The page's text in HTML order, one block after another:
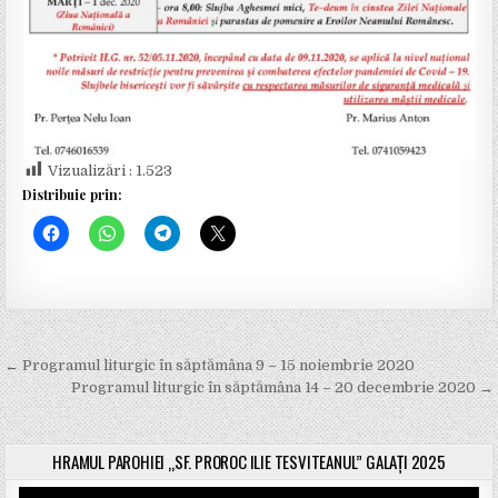
Vizualizări : 1.523
Distribuie prin:
N
a
v
i
← Programul liturgic în săptămâna 9 – 15 noiembrie 2020
Programul liturgic în săptămâna 14 – 20 decembrie 2020 →
HRAMUL PAROHIEI „SF. PROROC ILIE TESVITEANUL” GALAȚI 2025